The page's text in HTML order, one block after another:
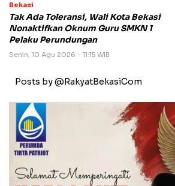
Bekasi
Tak Ada Toleransi, Wali Kota Bekasi
Nonaktifkan Oknum Guru SMKN 1
Pelaku Perundungan
Senin, 10 Agu 2026 - 11:15 WIB
Posts by @RakyatBekasiCom